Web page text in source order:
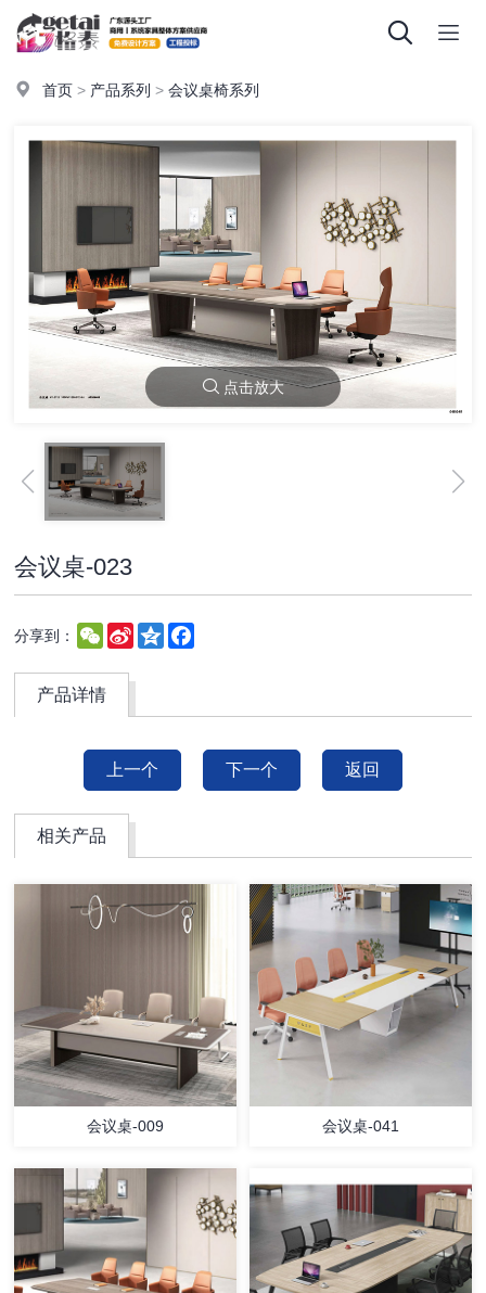
首页 > 产品系列 >会议桌椅系列
点击放大
会议桌-023
分享到： WeChat
Sina
Weibo
Qzone
产品详情
上一个 下一个 返回
相关产品
会议桌-009 会议桌-041